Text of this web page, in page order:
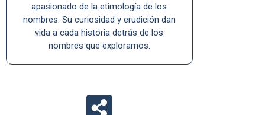
apasionado de la etimología de los
nombres. Su curiosidad y erudición dan
vida a cada historia detrás de los
nombres que exploramos.